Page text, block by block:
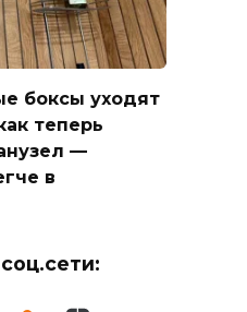
боксы уходят
теперь
—
в